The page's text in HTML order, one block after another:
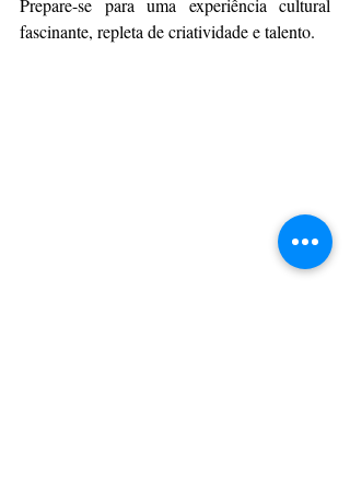
Prepare-se para uma experiência cultural
fascinante, repleta de criatividade e talento.